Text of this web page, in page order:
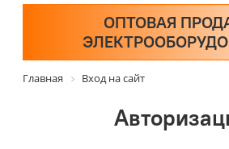
ОПТОВАЯ
Главная Вход на сайт